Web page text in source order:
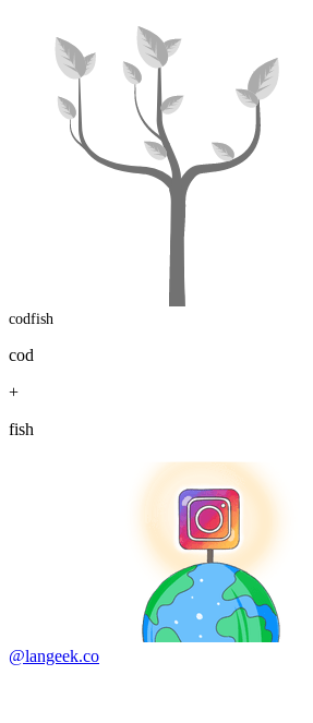
codfish
cod
+
fish
@langeek.co